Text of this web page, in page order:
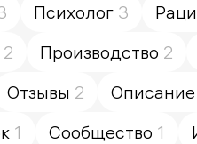
Психолог 3
2 Производство 2
Отзывы 2 Описание
1 Сообщество 1